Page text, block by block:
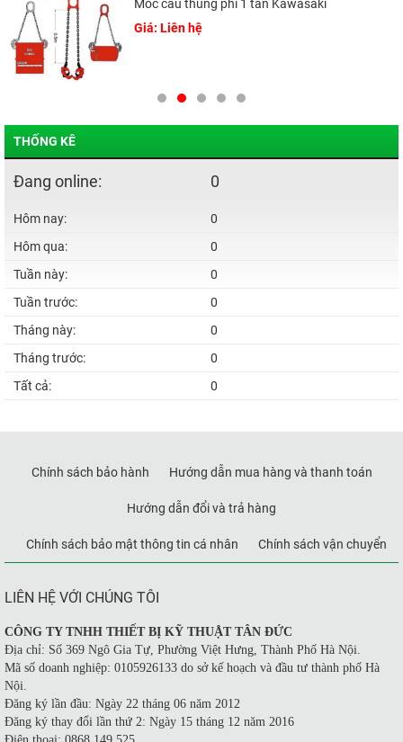
Móc cẩu thùng phi 1 tấn Kawasaki
Giá: Liên hệ
THỐNG KÊ
Đang online: 0
Hôm nay:
0
Hôm qua:
0
Tuần này:
0
Tuần trước:
0
Tháng này:
0
Tháng trước:
0
Tất cả:
0
Chính sách bảo hành Hướng dẫn mua hàng và thanh toán
Hướng dẫn đổi và trả hàng
Chính sách bảo mật thông tin cá nhân Chính sách vận chuyển
LIÊN HỆ VỚI CHÚNG TÔI
CÔNG TY TNHH THIẾT BỊ KỸ THUẬT TÂN ĐỨC
Địa chỉ: Số 369 Ngô Gia Tự, Phường Việt Hưng, Thành Phố Hà Nội.
Mã số doanh nghiệp: 0105926133 do sở kế hoạch và đầu tư thành phố Hà
Nội.
Đăng ký lần đầu: Ngày 22 tháng 06 năm 2012
Đăng ký thay đổi lần thứ 2: Ngày 15 tháng 12 năm 2016